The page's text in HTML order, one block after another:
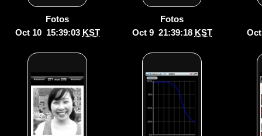
Fotos
Oct 10 15:39:03 KST
Fotos
Oct 9 21:39:18 KST